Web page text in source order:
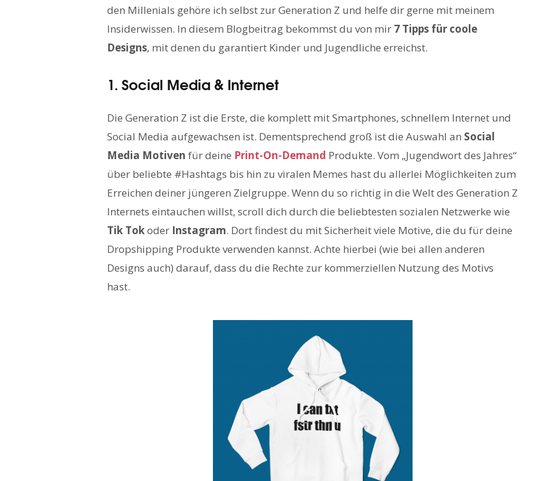
den Millenials gehöre ich selbst zur Generation Z und helfe dir gerne mit meinem
Insiderwissen. In diesem Blogbeitrag bekommst du von mir 7 Tipps für coole
Designs, mit denen du garantiert Kinder und Jugendliche erreichst.
1. Social Media & Internet
Die Generation Z ist die Erste, die komplett mit Smartphones, schnellem Internet und
Social Media aufgewachsen ist. Dementsprechend groß ist die Auswahl an Social
Media Motiven für deine Print-On-Demand Produkte. Vom „Jugendwort des Jahres“
über beliebte #Hashtags bis hin zu viralen Memes hast du allerlei Möglichkeiten zum
Erreichen deiner jüngeren Zielgruppe. Wenn du so richtig in die Welt des Generation Z
Internets eintauchen willst, scroll dich durch die beliebtesten sozialen Netzwerke wie
Tik Tokoder Instagram. Dort findest du mit Sicherheit viele Motive, die du für deine
Dropshipping Produkte verwenden kannst. Achte hierbei (wie bei allen anderen
Designs auch) darauf, dass du die Rechte zur kommerziellen Nutzung des Motivs
hast.